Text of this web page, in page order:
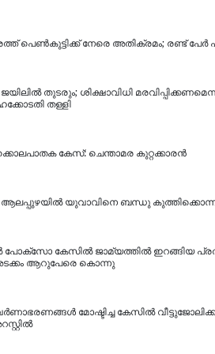
പെൺകുട്ടിക്ക് നേരെ അതിക്രമം; രണ്ട് പേർ
തുടരും; ശിക്ഷാവിധി
തള്ളി
കേസ്: ചെന്താമര കുറ്റക്കാരൻ
ആലപ്പുഴയില്‍ യുവാവിനെ ബന്ധു
പോക്‌സോ കേസില്‍ ജാമ്യത്തില്‍ ഇറങ്ങിയ
ആറുപേരെ കൊന്നു
മോഷ്ടിച്ച കേസിൽ